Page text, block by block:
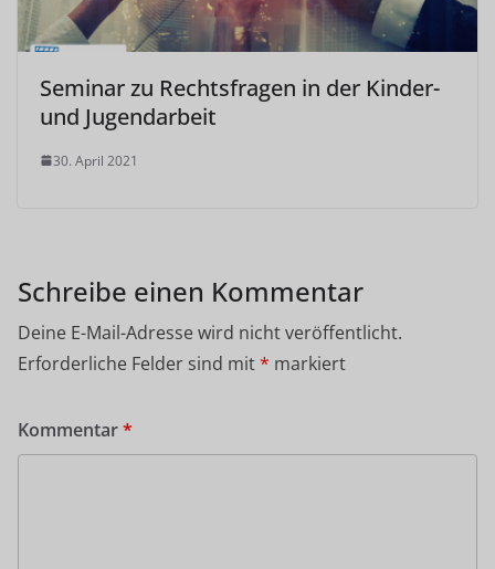
Seminar zu Rechtsfragen in der Kinder-
und Jugendarbeit
30. April 2021
Schreibe einen Kommentar
Deine E-Mail-Adresse wird nicht veröffentlicht.
Erforderliche Felder sind mit* markiert
Kommentar*